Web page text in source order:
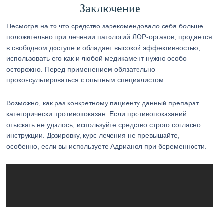
Заключение
Несмотря на то что средство зарекомендовало себя больше
положительно при лечении патологий ЛОР-органов, продается
в свободном доступе и обладает высокой эффективностью,
использовать его как и любой медикамент нужно особо
осторожно. Перед применением обязательно
проконсультироваться с опытным специалистом.
Возможно, как раз конкретному пациенту данный препарат
категорически противопоказан. Если противопоказаний
отыскать не удалось, используйте средство строго согласно
инструкции. Дозировку, курс лечения не превышайте,
особенно, если вы используете Адрианол при беременности.